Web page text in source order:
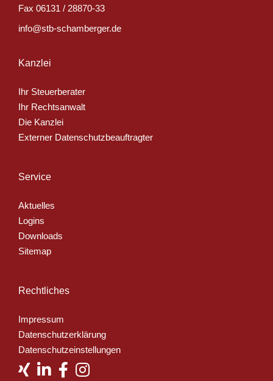
Kanzlei
Ihr Steuerberater
Ihr Rechtsanwalt
Die Kanzlei
Externer Datenschutzbeauftragter
Fax 06131 / 28870-33
info@stb-schamberger.de
Service
Aktuelles
Logins
Downloads
Sitemap
Rechtliches
Impressum
Datenschutzerklärung
Datenschutzeinstellungen